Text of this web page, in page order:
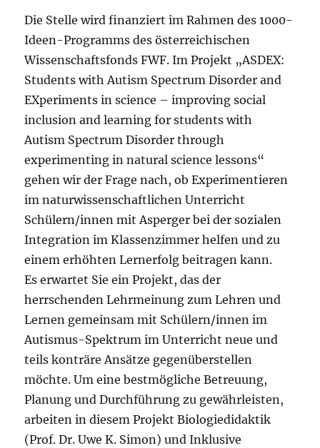
Die Stelle wird finanziert im Rahmen des 1000-
Ideen-Programms des österreichischen
Wissenschaftsfonds FWF. Im Projekt „ASDEX:
Students with Autism Spectrum Disorder and
EXperiments in science – improving social
inclusion and learning for students with
Autism Spectrum Disorder through
experimenting in natural science lessons“
gehen wir der Frage nach, ob Experimentieren
im naturwissenschaftlichen Unterricht
Schülern/innen mit Asperger bei der sozialen
Integration im Klassenzimmer helfen und zu
einem erhöhten Lernerfolg beitragen kann.
Es erwartet Sie ein Projekt, das der
herrschenden Lehrmeinung zum Lehren und
Lernen gemeinsam mit Schülern/innen im
Autismus-Spektrum im Unterricht neue und
teils konträre Ansätze gegenüberstellen
möchte. Um eine bestmögliche Betreuung,
Planung und Durchführung zu gewährleisten,
arbeiten in diesem Projekt Biologiedidaktik
(Prof. Dr. Uwe K. Simon) und Inklusive